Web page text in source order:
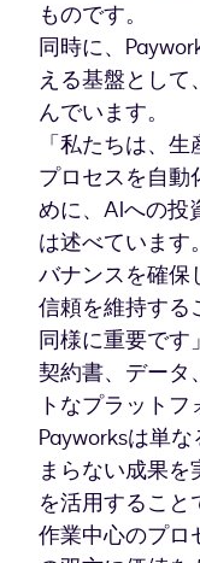
ものです。
同時に、
える基盤として
んでいます。
「私たちは、
プロセスを自動
めに、AIへの投
は述べています
バナンスを確保
信頼を維持する
同様に重要です
契約書、データ
トなプラットフ
Payworksは単
まらない成果
を活用するこ
作業中心のプロ